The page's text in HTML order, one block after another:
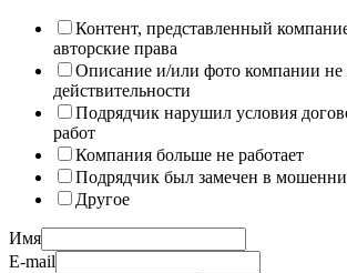
Контент, представленный
авторские права
Описание и/или фото компании не
действительности
Подрядчик нарушил условия
работ
Компания больше не работает
Подрядчик был замечен в
Другое
Имя
E-mail